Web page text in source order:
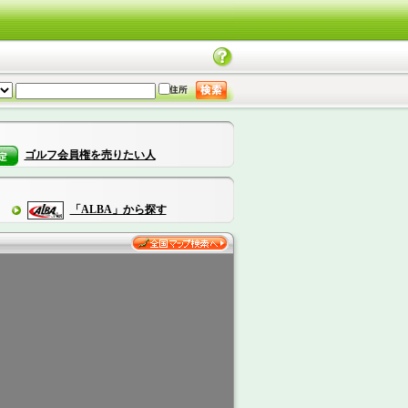
ゴルフ会員権を売りたい人
「ALBA」から探す